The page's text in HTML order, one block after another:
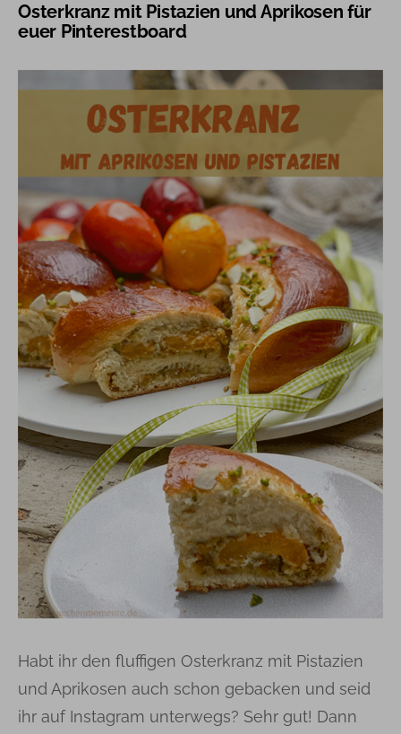
Osterkranz mit Pistazien und Aprikosen für
euer Pinterestboard
Habt ihr den fluffigen Osterkranz mit Pistazien
und Aprikosen auch schon gebacken und seid
ihr auf Instagram unterwegs? Sehr gut! Dann